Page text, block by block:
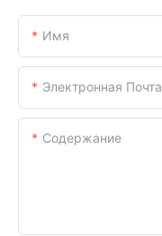
Имя
Электронная Почта
Содержание